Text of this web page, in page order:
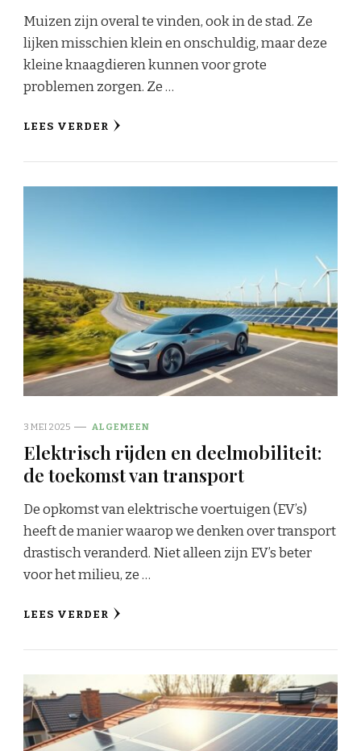
Muizen zijn overal te vinden, ook in de stad. Ze
lijken misschien klein en onschuldig, maar deze
kleine knaagdieren kunnen voor grote
problemen zorgen. Ze …
LEES VERDER
3 MEI 2025 ALGEMEEN
Elektrisch rijden en deelmobiliteit:
de toekomst van transport
De opkomst van elektrische voertuigen (EV’s)
heeft de manier waarop we denken over transport
drastisch veranderd. Niet alleen zijn EV’s beter
voor het milieu, ze …
LEES VERDER